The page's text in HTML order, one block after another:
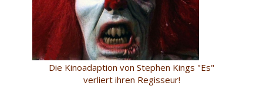
Die Kinoadaption von Stephen Kings "Es"
verliert ihren Regisseur!